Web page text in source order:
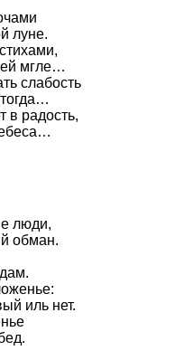
луне.
мгле…
слабость
в радость,
люди,
обман.
иль нет.